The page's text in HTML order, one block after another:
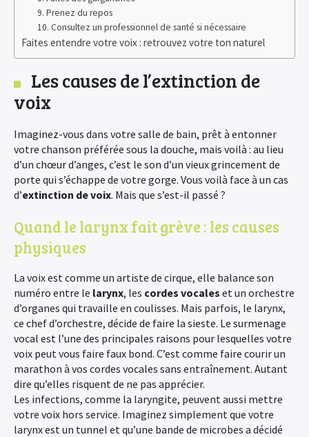
9. Prenez du repos
10. Consultez un professionnel de santé si nécessaire
Faites entendre votre voix : retrouvez votre ton naturel
Les causes de l’extinction de
voix
Imaginez-vous dans votre salle de bain, prêt à entonner
votre chanson préférée sous la douche, mais voilà : au lieu
d’un chœur d’anges, c’est le son d’un vieux grincement de
porte qui s’échappe de votre gorge. Vous voilà face à un cas
d’extinction de voix. Mais que s’est-il passé ?
Quand le larynx fait grève : les causes
physiques
La voix est comme un artiste de cirque, elle balance son
numéro entre le larynx, les cordes vocales et un orchestre
d’organes qui travaille en coulisses. Mais parfois, le larynx,
ce chef d’orchestre, décide de faire la sieste. Le surmenage
vocal est l’une des principales raisons pour lesquelles votre
voix peut vous faire faux bond. C’est comme faire courir un
marathon à vos cordes vocales sans entraînement. Autant
dire qu’elles risquent de ne pas apprécier.
Les infections, comme la laryngite, peuvent aussi mettre
votre voix hors service. Imaginez simplement que votre
larynx est un tunnel et qu’une bande de microbes a décidé